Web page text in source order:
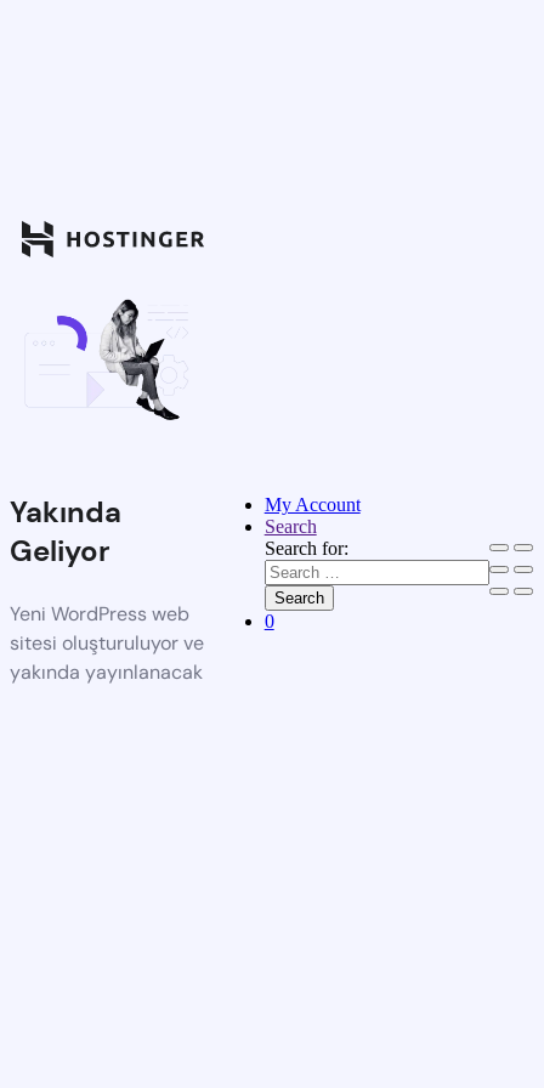
Yakında
Geliyor
Yeni WordPress web
sitesi oluşturuluyor ve
yakında yayınlanacak
My Account
Search
Search for:
Search
0